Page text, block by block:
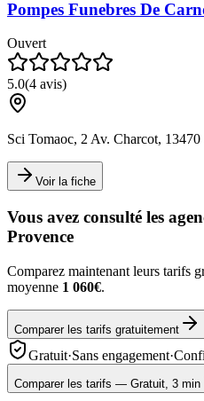
Pompes Funebres De
Ouvert
5.0(4 avis)
Sci Tomaoc, 2 Av. Charcot,
Voir la fiche
Vous avez consulté les
Provence
Comparez maintenant leurs tarifs
moyenne 1 060€.
Comparer les tarifs gratuitement
Gratuit·Sans engagement·
Comparer les tarifs — Gratuit, 3 min